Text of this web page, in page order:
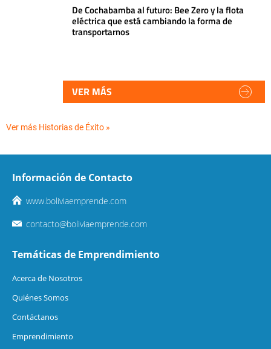
De Cochabamba al futuro: Bee Zero y la flota
eléctrica que está cambiando la forma de
transportarnos
VER MÁS
Ver más Historias de Éxito »
Información de Contacto
www.boliviaemprende.com
contacto@boliviaemprende.com
Temáticas de Emprendimiento
Acerca de Nosotros
Quiénes Somos
Contáctanos
Emprendimiento